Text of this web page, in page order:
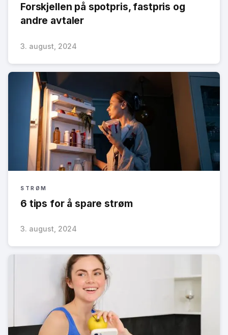
Forskjellen på spotpris, fastpris og
andre avtaler
3. august, 2024
STRØM
6 tips for å spare strøm
3. august, 2024